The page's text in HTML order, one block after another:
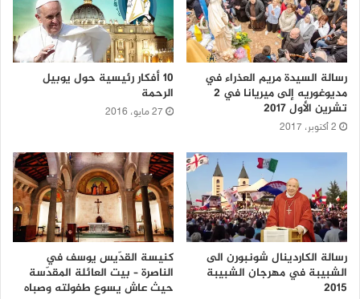
رسالة السيدة مريم العذراء في
مديوغوريه إلى ميريانا في 2
تشرين الأول 2017
2 أكتوبر، 2017
10 أفكار رئيسية حول يوبيل
الرحمة
27 مايو، 2016
رسالة الكاردينال شونبورن الى
الشبيبة في مهرجان الشبيبة
2015
كنيسة القدّيس يوسف في
الناصرة – بيت العائلة المقدّسة
حيث عاش يسوع طفولته وصباه